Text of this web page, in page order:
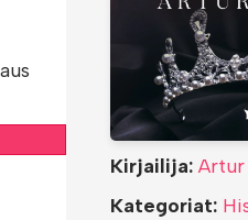
Kirjailija:
Kategoriat: